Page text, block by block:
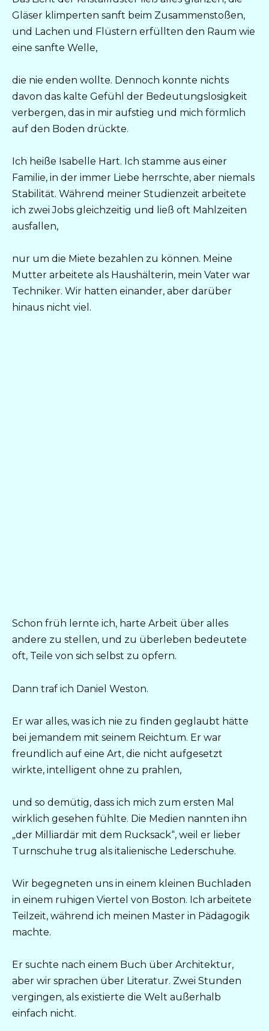
Gläser klimperten sanft beim Zusammenstoßen,
und Lachen und Flüstern erfüllten den Raum wie
eine sanfte Welle,
die nie enden wollte. Dennoch konnte nichts
davon das kalte Gefühl der Bedeutungslosigkeit
verbergen, das in mir aufstieg und mich förmlich
auf den Boden drückte.
Ich heiße Isabelle Hart. Ich stamme aus einer
Familie, in der immer Liebe herrschte, aber niemals
Stabilität. Während meiner Studienzeit arbeitete
ich zwei Jobs gleichzeitig und ließ oft Mahlzeiten
ausfallen,
nur um die Miete bezahlen zu können. Meine
Mutter arbeitete als Haushälterin, mein Vater war
Techniker. Wir hatten einander, aber darüber
hinaus nicht viel.
Schon früh lernte ich, harte Arbeit über alles
andere zu stellen, und zu überleben bedeutete
oft, Teile von sich selbst zu opfern.
Dann traf ich Daniel Weston.
Er war alles, was ich nie zu finden geglaubt hätte
bei jemandem mit seinem Reichtum. Er war
freundlich auf eine Art, die nicht aufgesetzt
wirkte, intelligent ohne zu prahlen,
und so demütig, dass ich mich zum ersten Mal
wirklich gesehen fühlte. Die Medien nannten ihn
„der Milliardär mit dem Rucksack“, weil er lieber
Turnschuhe trug als italienische Lederschuhe.
Wir begegneten uns in einem kleinen Buchladen
in einem ruhigen Viertel von Boston. Ich arbeitete
Teilzeit, während ich meinen Master in Pädagogik
machte.
Er suchte nach einem Buch über Architektur,
aber wir sprachen über Literatur. Zwei Stunden
vergingen, als existierte die Welt außerhalb
einfach nicht.